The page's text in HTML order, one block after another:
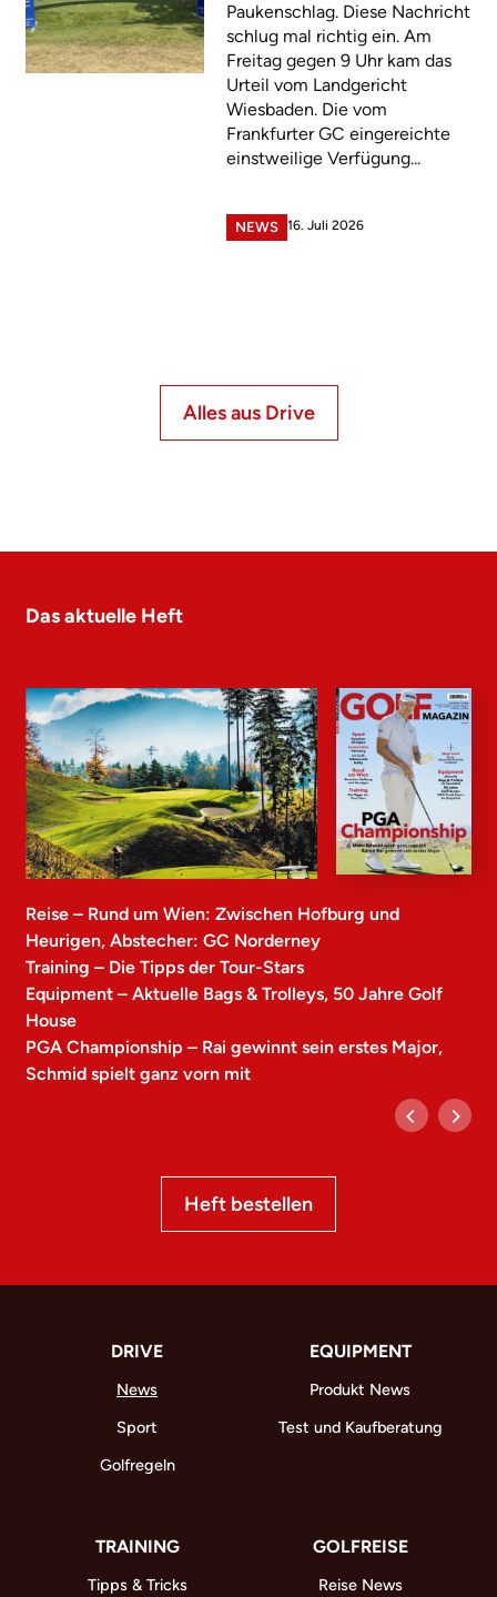
Paukenschlag. Diese Nachricht
schlug mal richtig ein. Am
Freitag gegen 9 Uhr kam das
Urteil vom Landgericht
Wiesbaden. Die vom
Frankfurter GC eingereichte
einstweilige Verfügung...
NEWS 16. Juli 2026
Alles aus Drive
Das aktuelle Heft
Reise – Rund um Wien: Zwischen Hofburg und
Heurigen, Abstecher: GC Norderney
Training – Die Tipps der Tour-Stars
Equipment – Aktuelle Bags & Trolleys, 50 Jahre Golf
House
PGA Championship – Rai gewinnt sein erstes Major,
Schmid spielt ganz vorn mit
Heft bestellen
DRIVE
News
Sport
Golfregeln
EQUIPMENT
Produkt News
Test und Kaufberatung
TRAINING
Tipps & Tricks
GOLFREISE
Reise News